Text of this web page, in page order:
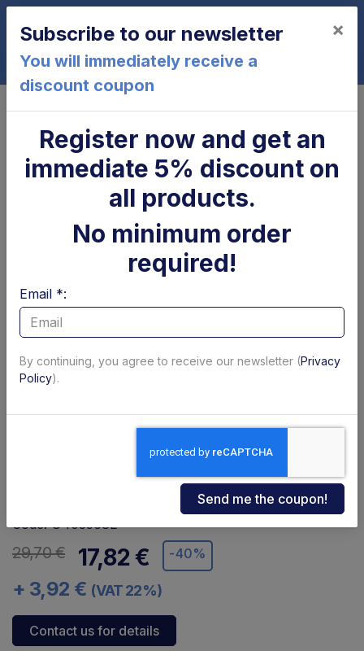
0
Pin "/ 35 x 82 mm Dautel - USED
Code: U403568L
29,70 € 17,82 € -40%
+ 3,92 € (VAT 22%)
Contact us for details
Subscribe to our newsletter
You will immediately receive a
discount coupon
×
Register now and get an
immediate 5% discount on
all products.
No minimum order
required!
Email *:
By continuing, you agree to receive our newsletter (Privacy
Policy).